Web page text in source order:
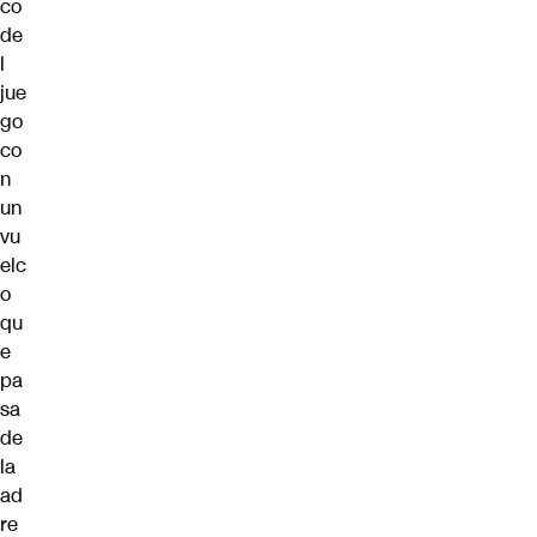
co
de
l
jue
go
co
n
un
vu
elc
o
qu
e
pa
sa
de
la
ad
re